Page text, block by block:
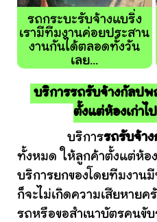
รถกระบะรับจ้างแบริ่ง
เรามีทีมงานค่อยประสาน
งานกันได้ตลอดทั้งวัน
เลย...
บริการรถรับจ้างกัลปพ
ตั้งแต่ห้องเก่าไ
บริการรถรับจ้า
ทั้งหมด ให้ลูกค้าตั้งแต่ห้อ
บริการยกของโดยทีมงาน
ก็จะไม่เกิดความเสียหาย
รถหรือขอสำเนาบัตรคนขั